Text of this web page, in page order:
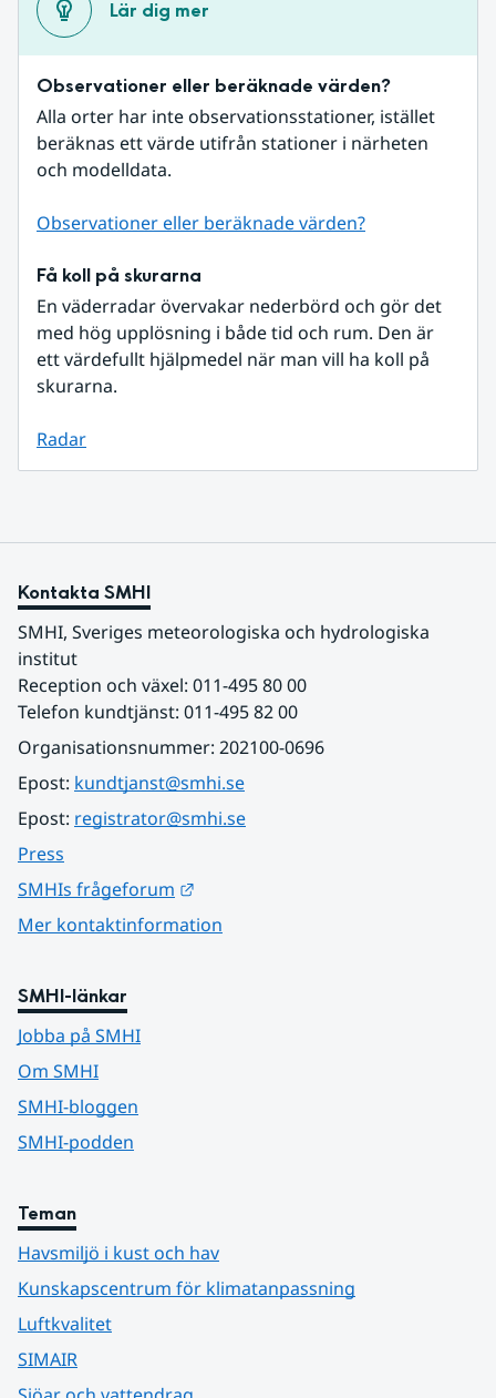
Lär dig mer
Observationer eller beräknade värden?
Alla orter har inte observationsstationer, istället
beräknas ett värde utifrån stationer i närheten
och modelldata.
Observationer eller beräknade värden?
Få koll på skurarna
En väderradar övervakar nederbörd och gör det
med hög upplösning i både tid och rum. Den är
ett värdefullt hjälpmedel när man vill ha koll på
skurarna.
Radar
Kontakta SMHI
SMHI, Sveriges meteorologiska och hydrologiska
institut
Reception och växel: 011-495 80 00
Telefon kundtjänst: 011-495 82 00
Organisationsnummer: 202100-0696
Epost: kundtjanst@smhi.se
Epost: registrator@smhi.se
Press
SMHIs frågeforum
Mer kontaktinformation
SMHI-länkar
Jobba på SMHI
Om SMHI
SMHI-bloggen
SMHI-podden
Teman
Havsmiljö i kust och hav
Kunskapscentrum för klimatanpassning
Luftkvalitet
SIMAIR